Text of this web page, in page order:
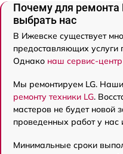
Почему для ремонта
выбрать нас
В Ижевске существует
предоставляющих услуги
Однако наш сервис-
Мы ремонтируем LG.
ремонту техники LG.
мастеров не будет новой
проведенных работ у нас
Минимальные сроки